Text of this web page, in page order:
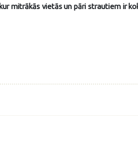
mitrākās vietās un pāri strautiem ir